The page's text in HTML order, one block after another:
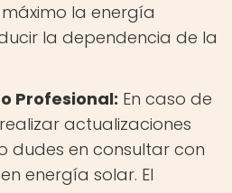
la energía
la dependencia de la
Profesional: En caso de
actualizaciones
dudes en consultar con
energía solar. El